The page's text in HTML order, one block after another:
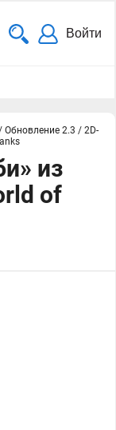
Войти
Обновление 2.3 / 2D-
из
of